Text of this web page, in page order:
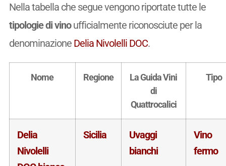
Nella tabella che segue vengono riportate tutte le
tipologie di vinoufficialmente riconosciute per la
denominazione Delia Nivolelli DOC.
Nome Regione
La Guida Vini
di
Quattrocalici
Tipo
Delia
Nivolelli
Sicilia
Uvaggi
bianchi
Vino
fermo